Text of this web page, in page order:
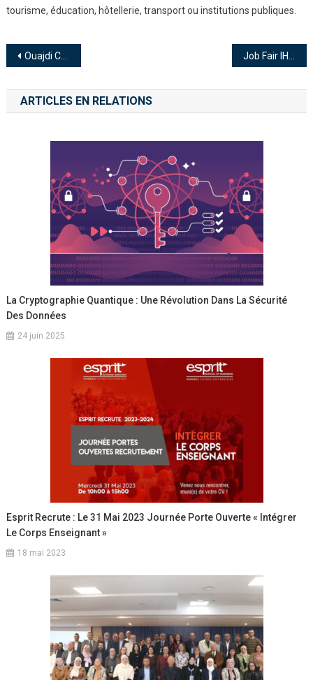
tourisme, éducation, hôtellerie, transport ou institutions publiques.
Ouajdi Charbib : L’architecture, entre héritage, créativité et vision d’avenir
ARTICLES EN RELATIONS
La Cryptographie Quantique : Une Révolution Dans La Sécurité
Des Données
24 juin 2025
Esprit Recrute : Le 31 Mai 2023 Journée Porte Ouverte « Intégrer
Le Corps Enseignant »
18 mai 2023